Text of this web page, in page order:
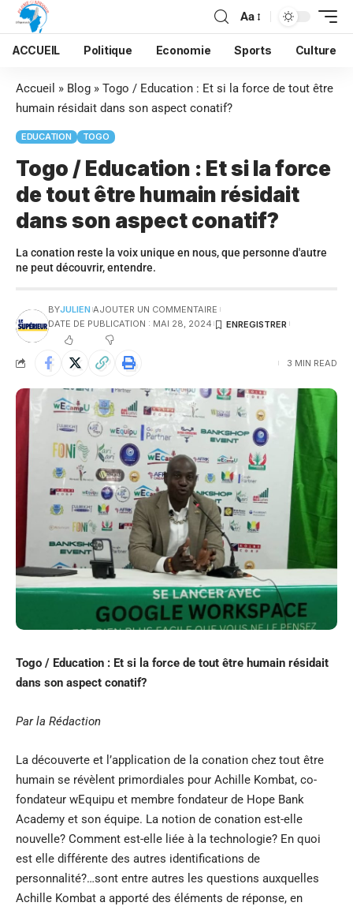
Aa
ACCUEIL Politique Economie Sports Culture
Accueil » Blog » Togo / Education : Et si la force de tout être
humain résidait dans son aspect conatif?
EDUCATION TOGO
Togo / Education : Et si la force
de tout être humain résidait
dans son aspect conatif?
La conation reste la voix unique en nous, que personne d'autre
ne peut découvrir, entendre.
BYJULIEN AJOUTER UN COMMENTAIRE
DATE DE PUBLICATION : MAI 28, 2024
3 MIN READ
Togo / Education : Et si la force de tout être humain résidait
dans son aspect conatif?
Par la Rédaction
La découverte et l’application de la conation chez tout être
humain se révèlent primordiales pour Achille Kombat, co-
fondateur wEquipu et membre fondateur de Hope Bank
Academy et son équipe. La notion de conation est-elle
nouvelle? Comment est-elle liée à la technologie? En quoi
est elle différente des autres identifications de
personnalité?…sont entre autres les questions auxquelles
Achille Kombat a apporté des éléments de réponse, en